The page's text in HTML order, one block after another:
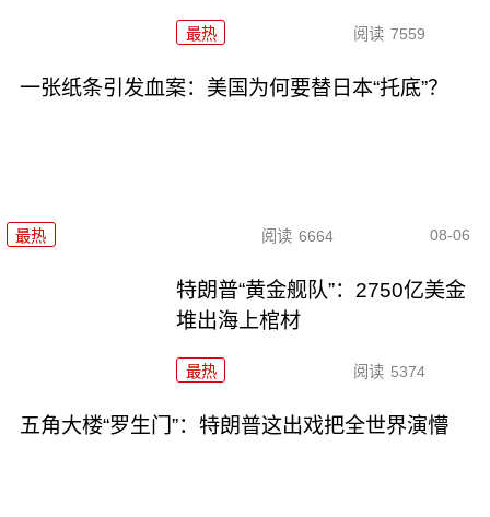
最热 阅读 7559
一张纸条引发血案：美国为何要替日本“托底”？
最热 阅读 6664 08-06
特朗普“黄金舰队”：2750亿美金
堆出海上棺材
最热 阅读 5374
五角大楼“罗生门”：特朗普这出戏把全世界演懵